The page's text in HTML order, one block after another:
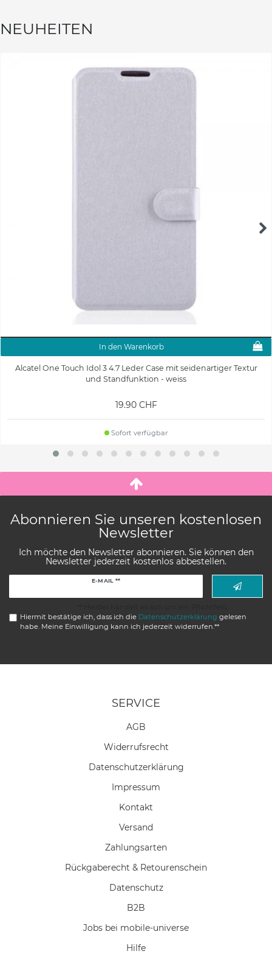
NEUHEITEN
In den Warenkorb
Alcatel One Touch Idol 3 4.7 Leder Case mit seidenartiger Textur
und Standfunktion - weiss
19.90 CHF
Sofort verfügbar
Abonnieren Sie unseren kostenlosen
Newsletter
Ich möchte den Newsletter abonnieren. Sie können den
Newsletter jederzeit kostenlos abbestellen.
E-MAIL **
Hiermit bestätige ich, dass ich die Daten­schutz­erklärung gelesen
habe. Meine Einwilligung kann ich jederzeit widerrufen.**
SERVICE
AGB
Widerrufs­recht
Daten­schutz­erklärung
Impressum
Kontakt
Versand
Zahlungsarten
Rückgaberecht & Retourenschein
Datenschutz
B2B
Jobs bei mobile-universe
Hilfe